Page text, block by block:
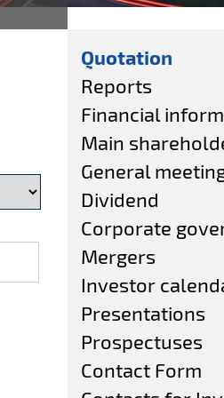
Quotation
Reports
Financial
Main
General
Dividend
Corporate
Mergers
Investor
Presentations
Prospectuses
Contact Form